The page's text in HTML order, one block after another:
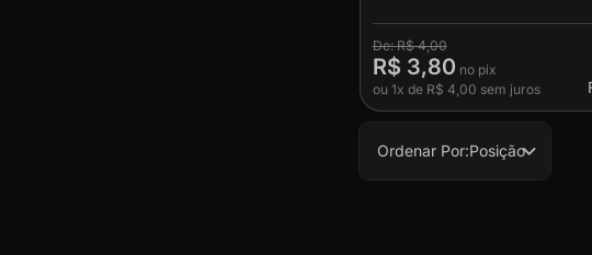
R$ 4,00
R$ 3,80
ou 1x de R$ 4,00 sem juros
Ordenar Por:Posição